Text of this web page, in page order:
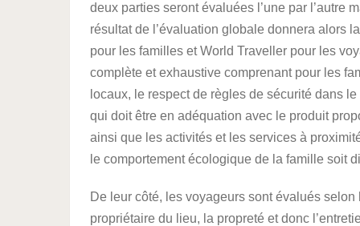
deux parties seront évaluées l’une par l’autre
résultat de l’évaluation globale donnera alors
pour les familles et World Traveller pour les
complète et exhaustive comprenant pour les
locaux, le respect de règles de sécurité dans
qui doit être en adéquation avec le produit
ainsi que les activités et les services à
le comportement écologique de la famille soit
De leur côté, les voyageurs sont évalués
propriétaire du lieu, la propreté et donc